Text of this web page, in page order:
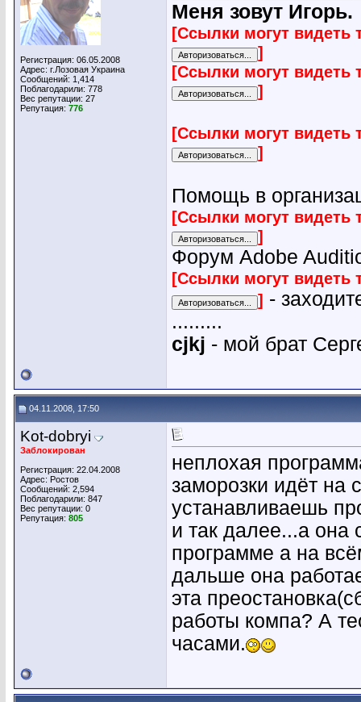
Регистрация: 06.05.2008
Адрес: г.Лозовая Украина
Сообщений: 1,414
Поблагодарили: 778
Вес репутации: 27
Репутация: 776
Меня зовут Игорь.
[Ссылки могут видеть
]
[Ссылки могут видеть
]
[Ссылки могут видеть
]
Помощь в
[Ссылки могут видеть
]
Форум Adobe
[Ссылки могут видеть
] -
.........
cjkj - мой брат
04.11.2008, 17:50
Kot-dobryi
Заблокирован
Регистрация: 22.04.2008
Адрес: Ростов
Сообщений: 2,594
Поблагодарили: 847
Вес репутации: 0
Репутация: 805
неплохая
заморозки идёт на
устанавливаешь
и так далее...а она
программе а на
дальше она
эта
работы компа? А
часами.